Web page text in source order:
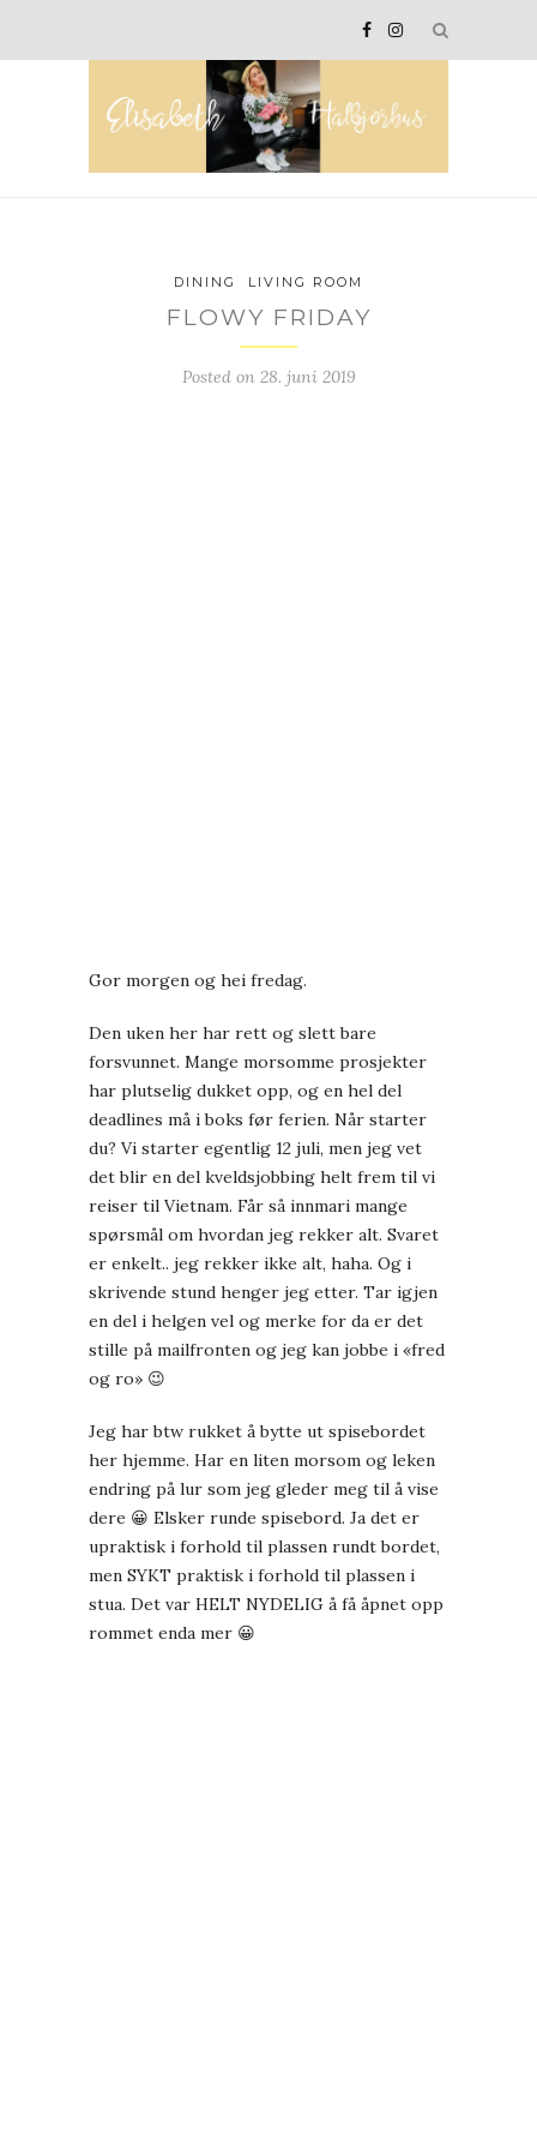
DINING LIVING ROOM
FLOWY FRIDAY
Posted on 28. juni 2019
Gor morgen og hei fredag.
Den uken her har rett og slett bare
forsvunnet. Mange morsomme prosjekter
har plutselig dukket opp, og en hel del
deadlines må i boks før ferien. Når starter
du? Vi starter egentlig 12 juli, men jeg vet
det blir en del kveldsjobbing helt frem til vi
reiser til Vietnam. Får så innmari mange
spørsmål om hvordan jeg rekker alt. Svaret
er enkelt.. jeg rekker ikke alt, haha. Og i
skrivende stund henger jeg etter. Tar igjen
en del i helgen vel og merke for da er det
stille på mailfronten og jeg kan jobbe i «fred
og ro» 😉
Jeg har btw rukket å bytte ut spisebordet
her hjemme. Har en liten morsom og leken
endring på lur som jeg gleder meg til å vise
dere 😀 Elsker runde spisebord. Ja det er
upraktisk i forhold til plassen rundt bordet,
men SYKT praktisk i forhold til plassen i
stua. Det var HELT NYDELIG å få åpnet opp
rommet enda mer 😀